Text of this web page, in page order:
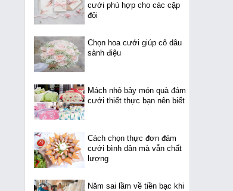
cưới phù hợp cho các cặp
đôi
Chọn hoa cưới giúp cô dâu
sành điệu
Mách nhỏ bảy món quà đám
cưới thiết thực bạn nên biết
Cách chọn thực đơn đám
cưới bình dân mà vẫn chất
lượng
Năm sai lầm về tiền bạc khi